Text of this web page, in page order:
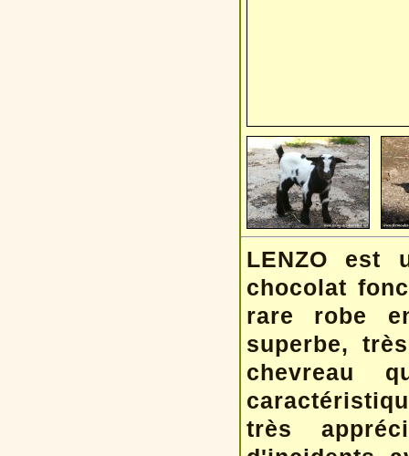
LENZO est
chocolat
rare robe
superbe,
chevreau
très